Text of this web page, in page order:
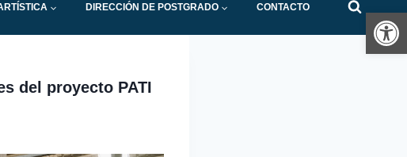
DIRECCIÓN DE POSTGRADO CONTACTO
del proyecto PATI